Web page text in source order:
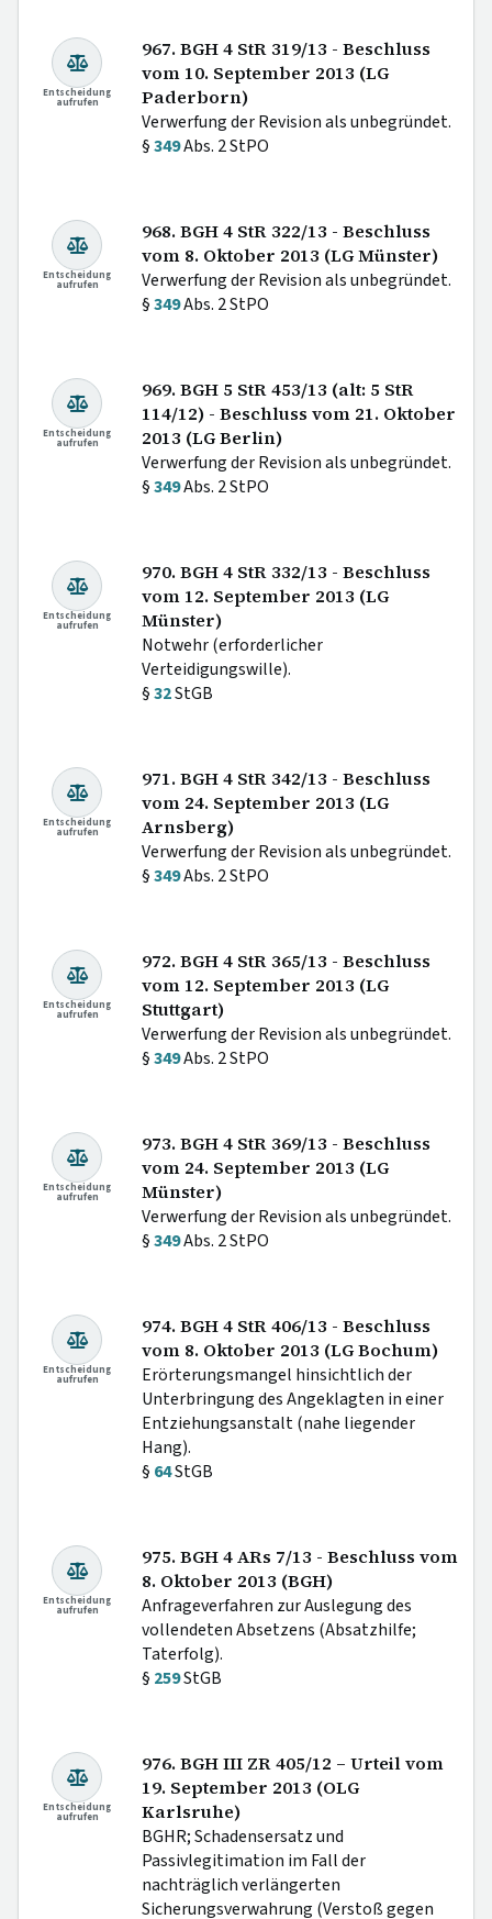
Entscheidung
aufrufen
967. BGH 4 StR 319/13 - Beschluss
vom 10. September 2013 (LG
Paderborn)
Verwerfung der Revision als unbegründet.
§349Abs. 2 StPO
Entscheidung
aufrufen
968. BGH 4 StR 322/13 - Beschluss
vom 8. Oktober 2013 (LG Münster)
Verwerfung der Revision als unbegründet.
§349Abs. 2 StPO
Entscheidung
aufrufen
969. BGH 5 StR 453/13 (alt: 5 StR
114/12) - Beschluss vom 21. Oktober
2013 (LG Berlin)
Verwerfung der Revision als unbegründet.
§349Abs. 2 StPO
Entscheidung
aufrufen
970. BGH 4 StR 332/13 - Beschluss
vom 12. September 2013 (LG
Münster)
Notwehr (erforderlicher
Verteidigungswille).
§32StGB
Entscheidung
aufrufen
971. BGH 4 StR 342/13 - Beschluss
vom 24. September 2013 (LG
Arnsberg)
Verwerfung der Revision als unbegründet.
§349Abs. 2 StPO
Entscheidung
aufrufen
972. BGH 4 StR 365/13 - Beschluss
vom 12. September 2013 (LG
Stuttgart)
Verwerfung der Revision als unbegründet.
§349Abs. 2 StPO
Entscheidung
aufrufen
973. BGH 4 StR 369/13 - Beschluss
vom 24. September 2013 (LG
Münster)
Verwerfung der Revision als unbegründet.
§349Abs. 2 StPO
Entscheidung
aufrufen
974. BGH 4 StR 406/13 - Beschluss
vom 8. Oktober 2013 (LG Bochum)
Erörterungsmangel hinsichtlich der
Unterbringung des Angeklagten in einer
Entziehungsanstalt (nahe liegender
Hang).
§ 64StGB
Entscheidung
aufrufen
975. BGH 4 ARs 7/13 - Beschluss vom
8. Oktober 2013 (BGH)
Anfrageverfahren zur Auslegung des
vollendeten Absetzens (Absatzhilfe;
Taterfolg).
§ 259StGB
Entscheidung
aufrufen
976. BGH III ZR 405/12 – Urteil vom
19. September 2013 (OLG
Karlsruhe)
BGHR; Schadensersatz und
Passivlegitimation im Fall der
nachträglich verlängerten
Sicherungsverwahrung (Verstoß gegen